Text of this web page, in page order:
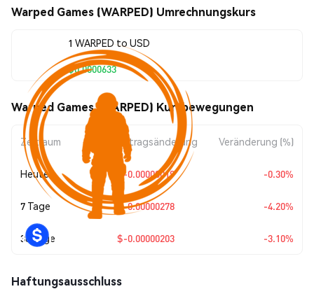
Warped Games (WARPED) Umrechnungskurs
1 WARPED to USD
$0.0000633
Warped Games (WARPED) Kursbewegungen
Zeitraum Betragsänderung Veränderung (%)
Heute $-0.00000019 -0.30%
7 Tage $-0.00000278 -4.20%
30 Tage $-0.00000203 -3.10%
Haftungsausschluss